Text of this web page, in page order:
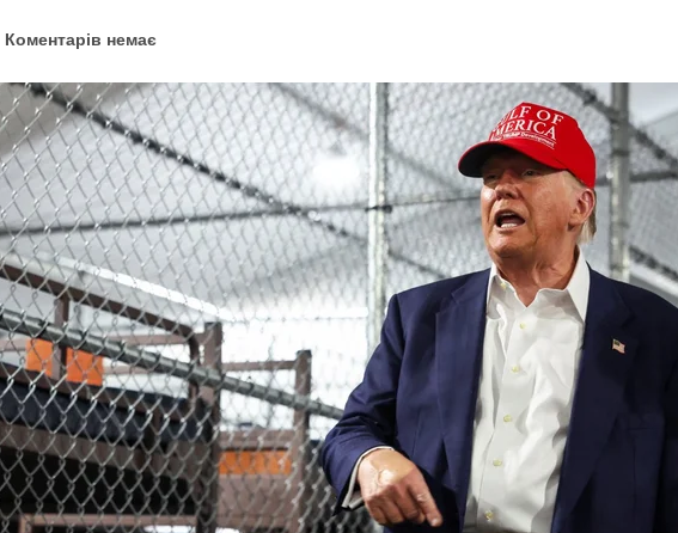
Коментарів немає